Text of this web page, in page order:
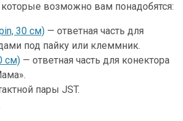
возможно вам понадобятся:
30 см) — ответная часть для
под пайку или клеммник.
см) — ответная часть для конектора
пары JST.